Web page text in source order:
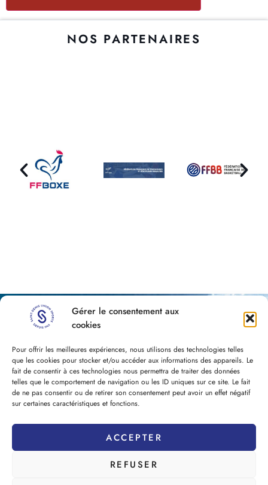
Gérer le consentement aux
cookies
Pour offrir les meilleures expériences, nous utilisons des technologies telles
que les cookies pour stocker et/ou accéder aux informations des appareils. Le
fait de consentir à ces technologies nous permettra de traiter des données
telles que le comportement de navigation ou les ID uniques sur ce site. Le fait
de ne pas consentir ou de retirer son consentement peut avoir un effet négatif
sur certaines caractéristiques et fonctions.
ACCEPTER
REFUSER
NOS PARTENAIRES
NEWSLETTER